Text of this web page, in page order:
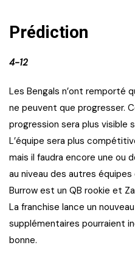
Prédiction
4-12
Les Bengals n’ont remporté
ne peuvent que progresser.
progression sera plus visible
L’équipe sera plus
mais il faudra encore une ou
au niveau des autres
Burrow est un QB rookie et
La franchise lance un
supplémentaires pourraient
bonne.